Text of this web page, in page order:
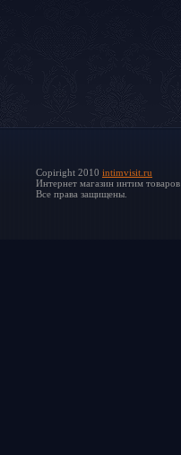
Copiright 2010 intimvisit.ru
Интернет магазин интим товаров
Все права защищены.